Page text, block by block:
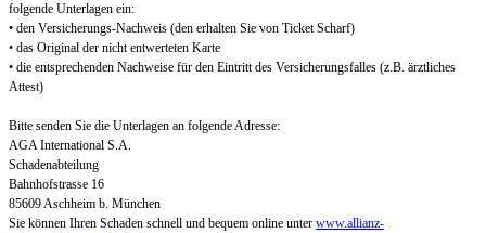
folgende Unterlagen ein:
• den Versicherungs-Nachweis (den erhalten Sie von Ticket Scharf)
• das Original der nicht entwerteten Karte
• die entsprechenden Nachweise für den Eintritt des Versicherungsfalles (z.B. ärztliches
Attest)
Bitte senden Sie die Unterlagen an folgende Adresse:
AGA International S.A.
Schadenabteilung
Bahnhofstrasse 16
85609 Aschheim b. München
Sie können Ihren Schaden schnell und bequem online unter www.allianz-